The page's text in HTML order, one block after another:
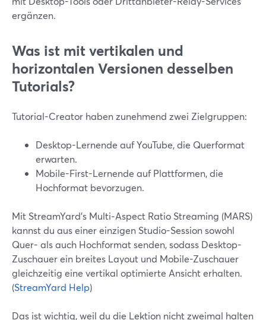
ergänzen.
Was ist mit vertikalen und
horizontalen Versionen desselben
Tutorials?
Tutorial-Creator haben zunehmend zwei Zielgruppen:
Desktop-Lernende auf YouTube, die Querformat
erwarten.
Mobile-First-Lernende auf Plattformen, die
Hochformat bevorzugen.
Mit StreamYard’s Multi‑Aspect Ratio Streaming (MARS)
kannst du aus einer einzigen Studio-Session sowohl
Quer- als auch Hochformat senden, sodass Desktop-
Zuschauer ein breites Layout und Mobile-Zuschauer
gleichzeitig eine vertikal optimierte Ansicht erhalten.
(StreamYard Help)
Das ist wichtig, weil du die Lektion nicht zweimal halten